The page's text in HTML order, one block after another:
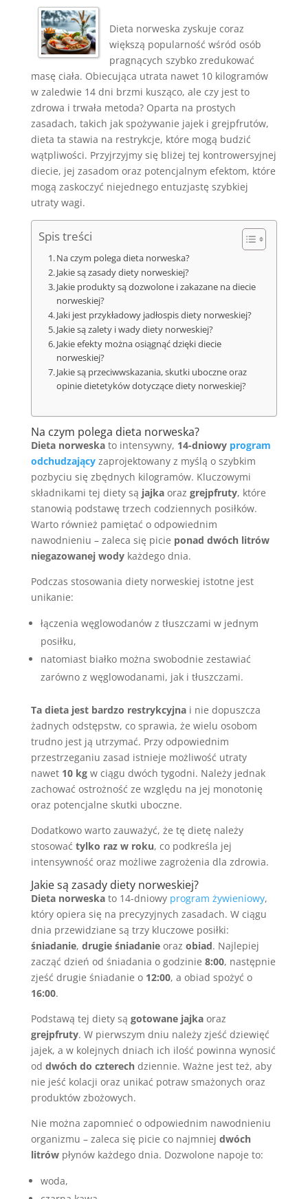
Dieta norweska zyskuje coraz
większą popularność wśród osób
pragnących szybko zredukować
masę ciała. Obiecująca utrata nawet 10 kilogramów
w zaledwie 14 dni brzmi kusząco, ale czy jest to
zdrowa i trwała metoda? Oparta na prostych
zasadach, takich jak spożywanie jajek i grejpfrutów,
dieta ta stawia na restrykcje, które mogą budzić
wątpliwości. Przyjrzyjmy się bliżej tej kontrowersyjnej
diecie, jej zasadom oraz potencjalnym efektom, które
mogą zaskoczyć niejednego entuzjastę szybkiej
utraty wagi.
Spis treści
Na czym polega dieta norweska?
Jakie są zasady diety norweskiej?
Jakie produkty są dozwolone i zakazane na diecie
norweskiej?
Jaki jest przykładowy jadłospis diety norweskiej?
Jakie są zalety i wady diety norweskiej?
Jakie efekty można osiągnąć dzięki diecie
norweskiej?
Jakie są przeciwwskazania, skutki uboczne oraz
opinie dietetyków dotyczące diety norweskiej?
Na czym polega dieta norweska?
Dieta norweskato intensywny, 14-dniowy program
odchudzającyzaprojektowany z myślą o szybkim
pozbyciu się zbędnych kilogramów. Kluczowymi
składnikami tej diety są jajkaoraz grejpfruty, które
stanowią podstawę trzech codziennych posiłków.
Warto również pamiętać o odpowiednim
nawodnieniu – zaleca się picie ponad dwóch litrów
niegazowanej wodykażdego dnia.
Podczas stosowania diety norweskiej istotne jest
unikanie:
łączenia węglowodanów z tłuszczami w jednym
posiłku,
natomiast białko można swobodnie zestawiać
zarówno z węglowodanami, jak i tłuszczami.
Ta dieta jest bardzo restrykcyjnai nie dopuszcza
żadnych odstępstw, co sprawia, że wielu osobom
trudno jest ją utrzymać. Przy odpowiednim
przestrzeganiu zasad istnieje możliwość utraty
nawet 10 kgw ciągu dwóch tygodni. Należy jednak
zachować ostrożność ze względu na jej monotonię
oraz potencjalne skutki uboczne.
Dodatkowo warto zauważyć, że tę dietę należy
stosować tylko raz w roku, co podkreśla jej
intensywność oraz możliwe zagrożenia dla zdrowia.
Jakie są zasady dietynorweskiej?
Dieta norweskato 14-dniowy program żywieniowy,
który opiera się na precyzyjnych zasadach. W ciągu
dnia przewidziane są trzy kluczowe posiłki:
śniadanie, drugie śniadanieoraz obiad. Najlepiej
zacząć dzień od śniadania o godzinie 8:00, następnie
zjeść drugie śniadanie o 12:00, a obiad spożyć o
16:00.
Podstawą tej diety są gotowane jajkaoraz
grejpfruty. W pierwszym dniu należy zjeść dziewięć
jajek, a w kolejnych dniach ich ilość powinna wynosić
od dwóch do czterechdziennie. Ważne jest też, aby
nie jeść kolacji oraz unikać potraw smażonych oraz
produktów zbożowych.
Nie można zapomnieć o odpowiednim nawodnieniu
organizmu – zaleca się picie co najmniej dwóch
litrówpłynów każdego dnia. Dozwolone napoje to:
woda,